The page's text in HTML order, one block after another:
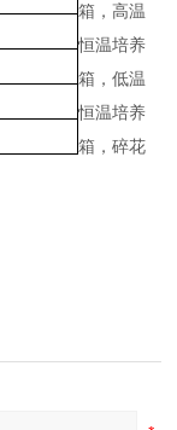
箱，高温
恒温培养
箱，低温
恒温培养
箱，碎花